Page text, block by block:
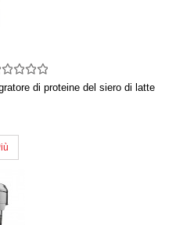
di proteine ​​del siero di latte